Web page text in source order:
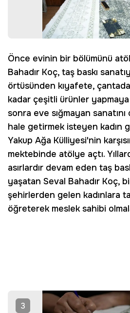
Önce evinin bir bölümünü
Bahadır Koç, taş baskı
örtüsünden kıyafete,
kadar çeşitli ürünler yapmaya
sonra eve sığmayan
hale getirmek isteyen kadın
Yakup Ağa Külliyesi'nin
mektebinde atölye açtı.
asırlardır devam eden taş
yaşatan Seval Bahadır Koç,
şehirlerden gelen kadınlara
öğreterek meslek sahibi
3